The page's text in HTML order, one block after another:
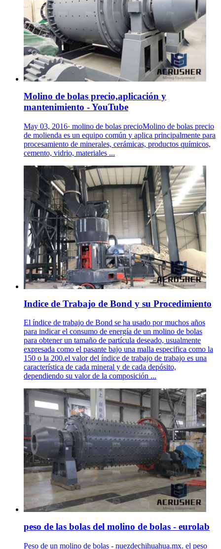
Molino de bolas precio,aplicación y
mantenimiento - YouTube
May 03, 2016· molino de bolas precioMolino de bolas precio
de molienda es un equipo común y aplica principalmente para
procesamiento de minerales, cerámicas, productos químicos,
cemento, vidrio, materiales ...
Indice de Trabajo de Bond y su Procedimiento
El índice de trabajo de Bond se ha usado por muchos años
para indicar el consumo de energía de un molino de bolas
para obtener un tamaño de partícula deseado, usualmente
expresada como el pasante bajo una malla especifica como la
150 o la 200.el valor del índice de trabajo de trabajo es una
característica de cada mineral y de cada depósito,
dependiendo su valor de la composición ...
peso de las bolas del molino de bolas - eurolab
Peso de un molino de bolas - nuezdechihuahua.mx. el peso